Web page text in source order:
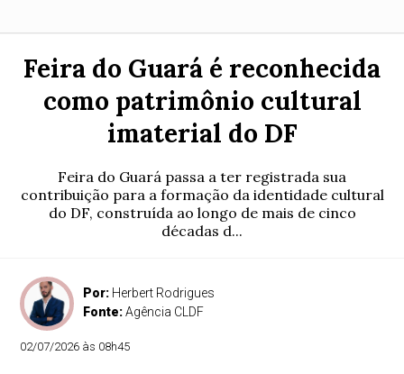
Feira do Guará é reconhecida
como patrimônio cultural
imaterial do DF
Feira do Guará passa a ter registrada sua
contribuição para a formação da identidade cultural
do DF, construída ao longo de mais de cinco
décadas d...
Por: Herbert Rodrigues
Fonte:Agência CLDF
02/07/2026 às 08h45